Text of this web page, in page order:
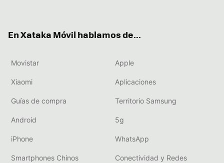
En Xataka Móvil hablamos de...
Movistar Apple
Xiaomi Aplicaciones
Guías de compra Territorio Samsung
Android 5g
iPhone WhatsApp
Smartphones Chinos Conectividad y Redes